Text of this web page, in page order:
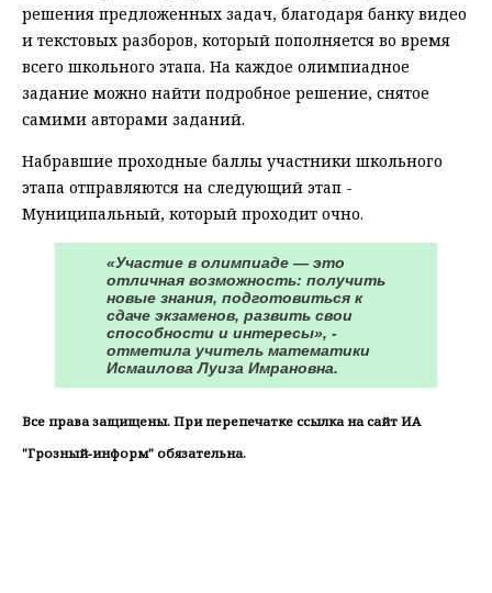
решения предложенных задач, благодаря банку видео
и текстовых разборов, который пополняется во время
всего школьного этапа. На каждое олимпиадное
задание можно найти подробное решение, снятое
самими авторами заданий.
Набравшие проходные баллы участники школьного
этапа отправляются на следующий этап -
Муниципальный, который проходит очно.
«Участие в олимпиаде — это
отличная возможность: получить
новые знания, подготовиться к
сдаче экзаменов, развить свои
способности и интересы», -
отметила учитель математики
Исмаилова Луиза Имрановна.
Все права защищены. При перепечатке ссылка на сайт ИА
"Грозный-информ" обязательна.